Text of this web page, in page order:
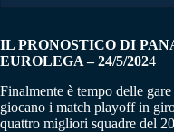
IL PRONOSTICO DI
EUROLEGA – 24/5/2024
Finalmente è tempo delle
giocano i match playoff in
quattro migliori squadre del